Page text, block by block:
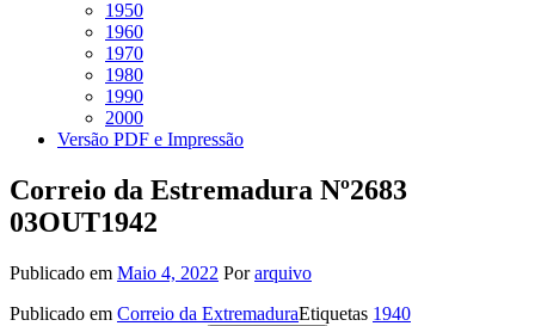
1950
1960
1970
1980
1990
2000
Versão PDF e Impressão
Correio da Estremadura Nº2683
03OUT1942
Publicado em Maio 4, 2022 Porarquivo
Publicado em Correio da ExtremaduraEtiquetas 1940